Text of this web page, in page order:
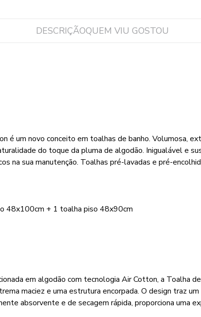
DESCRIÇÃOQUEM VIU GOSTOU
é um novo conceito em toalhas de banho. Volumosa,
do toque da pluma de algodão. Inigualável e
na sua manutenção. Toalhas pré-lavadas e pré-
48x100cm + 1 toalha piso 48x90cm
em algodão com tecnologia Air Cotton, a Toalha
maciez e uma estrutura encorpada. O design traz
absorvente e de secagem rápida, proporciona uma